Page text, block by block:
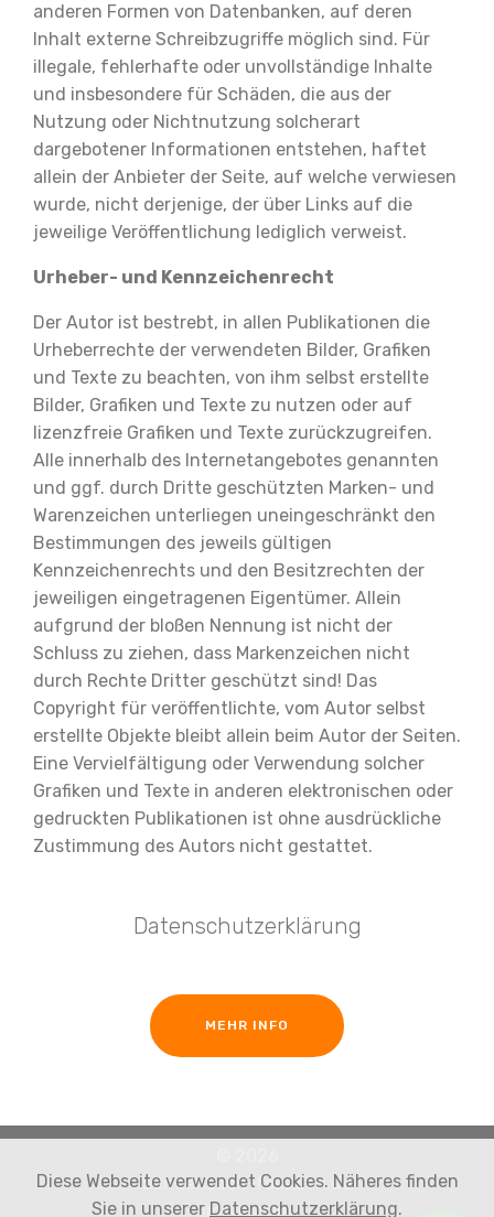
anderen Formen von Datenbanken, auf deren
Inhalt externe Schreibzugriffe möglich sind. Für
illegale, fehlerhafte oder unvollständige Inhalte
und insbesondere für Schäden, die aus der
Nutzung oder Nichtnutzung solcherart
dargebotener Informationen entstehen, haftet
allein der Anbieter der Seite, auf welche verwiesen
wurde, nicht derjenige, der über Links auf die
jeweilige Veröffentlichung lediglich verweist.
Urheber- und Kennzeichenrecht
Der Autor ist bestrebt, in allen Publikationen die
Urheberrechte der verwendeten Bilder, Grafiken
und Texte zu beachten, von ihm selbst erstellte
Bilder, Grafiken und Texte zu nutzen oder auf
lizenzfreie Grafiken und Texte zurückzugreifen.
Alle innerhalb des Internetangebotes genannten
und ggf. durch Dritte geschützten Marken- und
Warenzeichen unterliegen uneingeschränkt den
Bestimmungen des jeweils gültigen
Kennzeichenrechts und den Besitzrechten der
jeweiligen eingetragenen Eigentümer. Allein
aufgrund der bloßen Nennung ist nicht der
Schluss zu ziehen, dass Markenzeichen nicht
durch Rechte Dritter geschützt sind! Das
Copyright für veröffentlichte, vom Autor selbst
erstellte Objekte bleibt allein beim Autor der Seiten.
Eine Vervielfältigung oder Verwendung solcher
Grafiken und Texte in anderen elektronischen oder
gedruckten Publikationen ist ohne ausdrückliche
Zustimmung des Autors nicht gestattet.
Datenschutzerklärung
MEHR INFO
bundenbach-fossilien.de
Impressum
Diese Webseite verwendet Cookies. Näheres finden
Sie in unserer Datenschutzerklärung.